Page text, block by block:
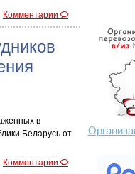
Комментарии
в
Беларусь от
Комментарии